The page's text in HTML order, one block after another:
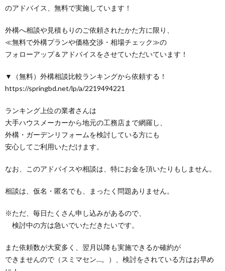
のアドバイス、無料で実施しています！
外構へ相談や見積もりのご依頼されたかた方に限り、
≪無料で外構プランや価格交渉・相場チェック≫の
フォローアップ＆アドバイスをさせていただいています！
▼（無料）外構相談比較ランキングから依頼する！
https://springbd.net/lp/a/2219494221
ランキング上位の業者さんは
大手ハウスメーカーから地元の工務店まで網羅し、
外構・ガーデンリフォームを検討している方にも
安心してご利用いただけます。
なお、このアドバイスや相談は、特にお金を頂いたりもしません。
相談は、仮名・匿名でも、まったく問題ありません。
※ただ、毎日たくさん申し込みがあるので、
検討中の方は急いでいただきたいです。
また依頼数が大変多く、翌月以降も実施できるか確約が
できませんので（スミマセン…。）、検討をされている方はお早め